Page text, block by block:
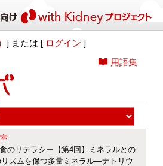
] または [ ログイン ]
用語集
のリテラシー【第4回】ミネラルとの
ズムを保つ多量ミネラル―ナトリウ